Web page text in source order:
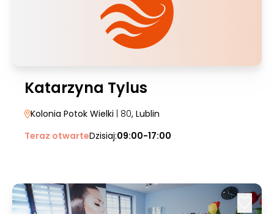
Katarzyna Tylus
Kolonia Potok Wielki | 80, Lublin
Teraz otwarteDzisiaj:09:00-17:00